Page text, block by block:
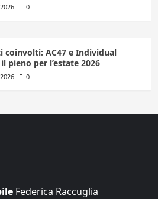
0
coinvolti: AC47 e Individual
pieno per l’estate 2026
0
Federica Raccuglia